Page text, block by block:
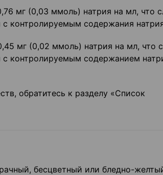
мг (0,03 ммоль) натрия на мл, что
контролируемым содержания
мг (0,02 ммоль) натрия на мл, что
контролируемым содержанием
обратитесь к разделу «Список
бесцветный или бледно-